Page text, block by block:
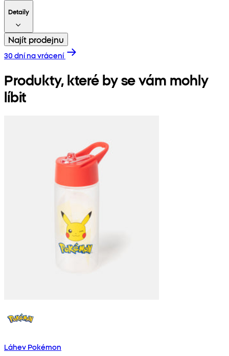
Detaily
Najít prodejnu
30 dní na vrácení
Produkty, které by se vám mohly
líbit
Láhev Pokémon